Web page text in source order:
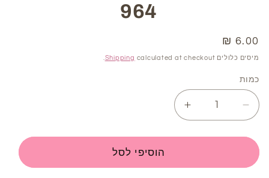
964
מחיר
רגיל
6.00 ₪
מיסים כלולים Shippingcalculated at checkout.
כמות
Decrease
quantity
for
רקמה
Increase
quantity
for
רקמה
הוסיפי לסל